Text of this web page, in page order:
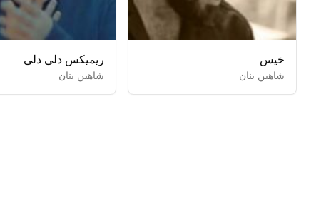
خیس
شاهین بنان
ریمیکس دلی دلی
شاهین بنان